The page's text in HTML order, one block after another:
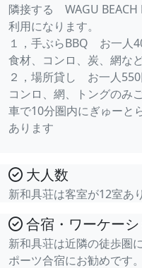
隣接する WAGU BEACH
利用になります。
１，手ぶらBBQ お一人
食材、コンロ、炭、網な
２，場所貸し お一人550
コンロ、網、トングのみ
車で10分圏内にぎゅーと
あります
大人数
新和具荘は客室が12室あ
合宿・ワーケー
新和具荘は近隣の徒歩圏
ポーツ合宿にお勧めです。